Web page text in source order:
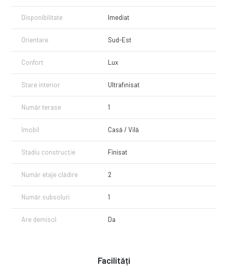
Disponibilitate Imediat
Orientare Sud-Est
Confort Lux
Stare interior Ultrafinisat
Număr terase 1
Imobil Casă / Vilă
Stadiu construcție Finisat
Număr etaje clădire 2
Număr subsoluri 1
Are demisol Da
Facilități